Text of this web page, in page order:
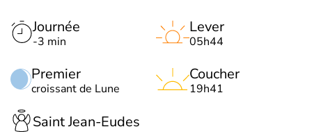
Journée
-3 min
Premier
croissant de Lune
Lever
05h44
Coucher
19h41
Saint Jean-Eudes